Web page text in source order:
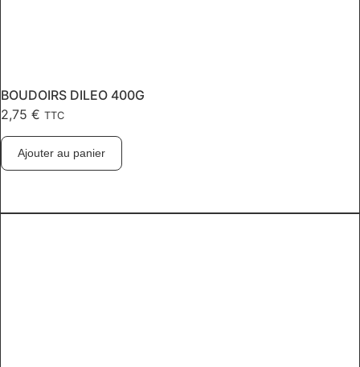
BOUDOIRS DILEO 400G
2,75 € TTC
Ajouter au panier